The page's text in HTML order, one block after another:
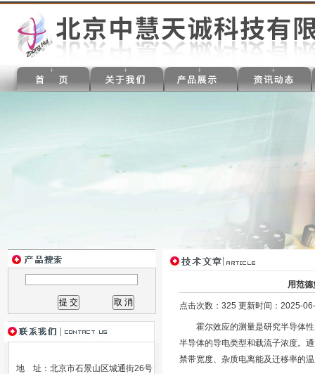
地 址：北京市石景山区城通街26号
用范
点击次数：325 更新时间：2025-
霍尔效应的测量是研究半导体性
半导体的导电类型和载流子浓度。
禁带宽度、杂质电离能及迁移率的